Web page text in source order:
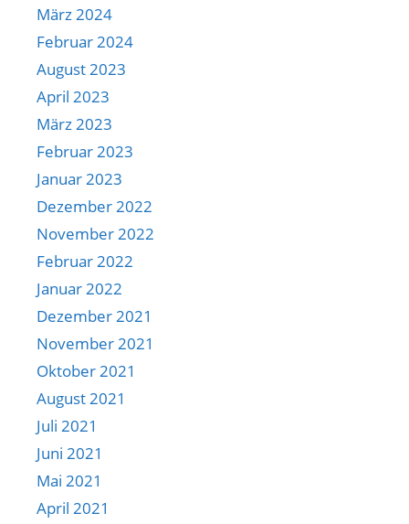
März 2024
Februar 2024
August 2023
April 2023
März 2023
Februar 2023
Januar 2023
Dezember 2022
November 2022
Februar 2022
Januar 2022
Dezember 2021
November 2021
Oktober 2021
August 2021
Juli 2021
Juni 2021
Mai 2021
April 2021